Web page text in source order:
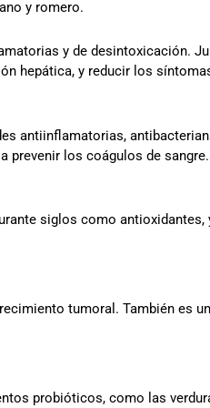
y romero.
y de desintoxicación.
hepática, y reducir los
antiinflamatorias,
prevenir los coágulos de
siglos como antioxidantes,
tumoral. También es
probióticos, como las